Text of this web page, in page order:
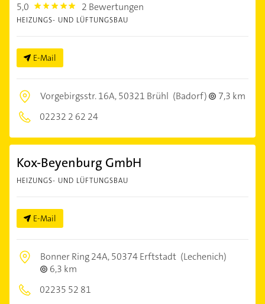
5,0 5.0 2 Bewertungen
HEIZUNGS- UND LÜFTUNGSBAU
E-Mail
Vorgebirgsstr. 16A,50321 Brühl (Badorf)
7,3 km
02232 2 62 24
Kox-Beyenburg GmbH
HEIZUNGS- UND LÜFTUNGSBAU
E-Mail
Bonner Ring 24A,50374 Erftstadt (Lechenich)
6,3 km
02235 52 81